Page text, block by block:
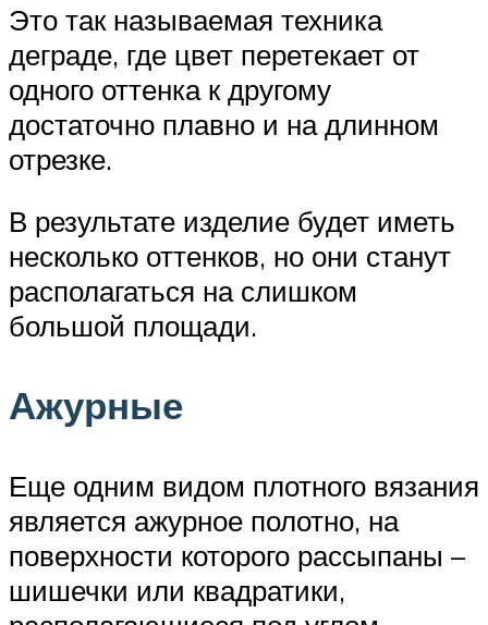
Это так называемая техника
деграде, где цвет перетекает от
одного оттенка к другому
достаточно плавно и на длинном
отрезке.
В результате изделие будет иметь
несколько оттенков, но они станут
располагаться на слишком
большой площади.
Ажурные
Еще одним видом плотного вязания
является ажурное полотно, на
поверхности которого рассыпаны –
шишечки или квадратики,